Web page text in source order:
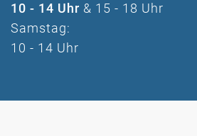
10 - 14 Uhr & 15 - 18 Uhr
Samstag:
10 - 14 Uhr